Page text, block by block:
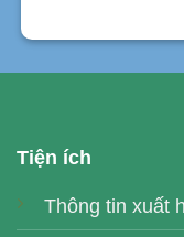
Tiện ích
Thông tin xuất